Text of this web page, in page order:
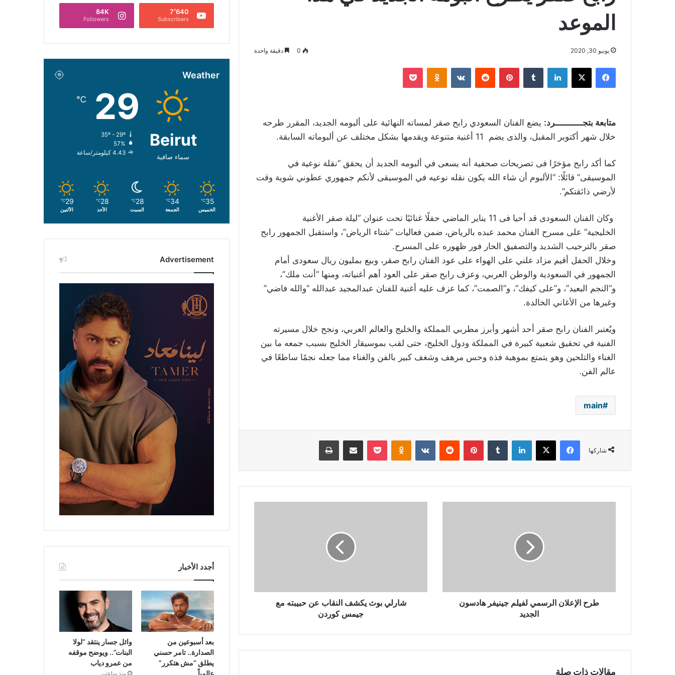
الموعد
يونيو 30, 2020 0 دقيقة واحدة
فيسبوك ‫X لينكدإن بينتيريست Odnoklassniki
‫Pocket
متابعة بتجـــــــــــرد: يضع الفنان السعودي رابح صقر لمساته النهائية على ألبومه الجديد، المقرر طرحه
خلال شهر أكتوبر المقبل، والذى يضم 11 أغنية متنوعة ويقدمها بشكل مختلف عن ألبوماته السابقة.
كما أكد رابح مؤخرًا فى تصريحات صحفية أنه يسعى في ألبومه الجديد أن يحقق “نقلة نوعية في
الموسيقى” قائلًا: “الألبوم أن شاء الله يكون نقله نوعيه في الموسيقى لأنكم جمهوري عطوني شوية وقت
لأرضي ذائقتكم”.
وكان الفنان السعودى قد أحيا فى 11 يناير الماضي حفلًا غنائيًا تحت عنوان “ليلة صقر الأغنية
الخليجية” على مسرح الفنان محمد عبده بالرياض، ضمن فعاليات “شتاء الرياض”، واستقبل الجمهور رابح
صقر بالترحيب الشديد والتصفيق الحار فور ظهوره على المسرح.
وخلال الحفل أقيم مزاد علني على الهواء على عود الفنان رابح صقر، وبيع بمليون ريال سعودى أمام
الجمهور في السعودية والوطن العربي، وعزف رابح صقر على العود أهم أغنياته، ومنها “أنت ملك”،
و”النجم البعيد”، و”على كيفك”، و”الصمت”، كما عزف عليه أغنية للفنان عبدالمجيد عبدالله “والله فاضي”
وغيرها من الأغاني الخالدة.
ويٌعتبر الفنان رابح صقر أحد أشهر وأبرز مطربي المملكة والخليج والعالم العربي، ونجح خلال مسيرته
الفنية في تحقيق شعبية كبيرة في المملكة ودول الخليج، حتى لقب بموسيقار الخليج بسبب جمعه ما بين
الغناء والتلحين وهو يتمتع بموهبة فذة وحس مرهف وشغف كبير بالفن والغناء مما جعله نجمًا ساطعًا في
عالم الفن.
main
شاركها
فيسبوك ‫X لينكدإن بينتيريست Odnoklassniki
‫Pocket مشاركة عبر البريد طباعة
طرح الإعلان الرسمي لفيلم جينيفر هادسون
الجديد
كوردن
شارلي بوث يكشف النقاب عن حبيبته مع
جيمس كوردن
مقالات ذات صلة
7٬640
Subscribers
84K
Followers
Weather
Beirut
سماء صافية
29
℃
35º - 29º
57%
4.43 كيلومتر/ساعة
35
℃
الخميس
34
℃
الجمعة
28
℃
السبت
28
℃
الأحد
29
℃
الأثنين
Advertisement
أجدد الأخبار
بعد أسبوعين من
الصدارة.. تامر حسني
يطلق “مش هتكرر”
عالمياً
وائل جسار ينتقد “لولا
البنات”.. ويوضح موقفه
من عمرو دياب
منذ ساعتين